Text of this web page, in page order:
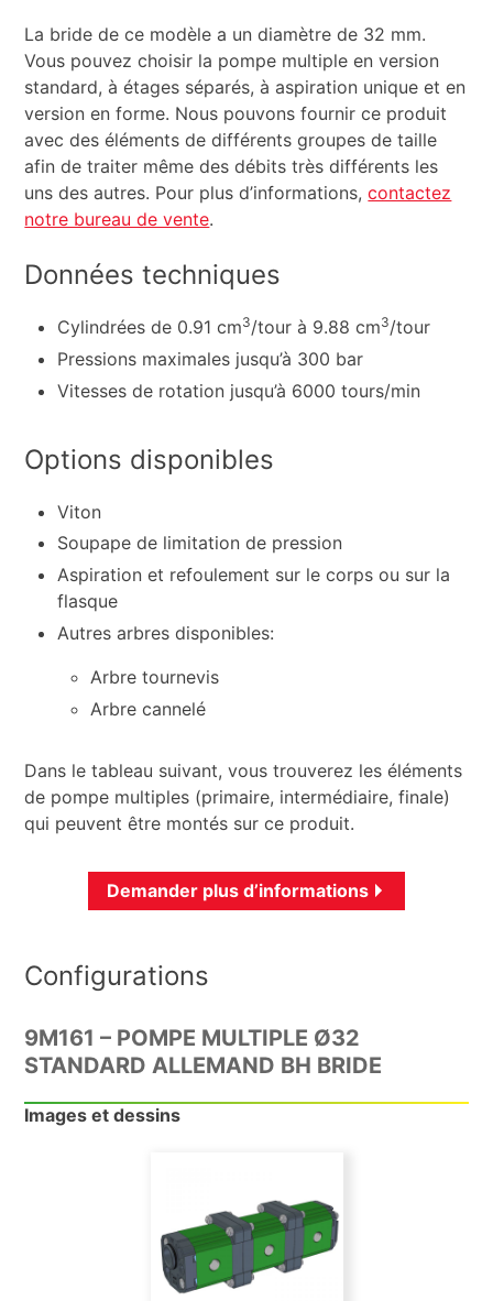
La bride de ce modèle a un diamètre de 32 mm.
Vous pouvez choisir la pompe multiple en version
standard, à étages séparés, à aspiration unique et en
version en forme. Nous pouvons fournir ce produit
avec des éléments de différents groupes de taille
afin de traiter même des débits très différents les
uns des autres. Pour plus d’informations,contactez
notre bureau de vente.
Données techniques
Cylindrées de 0.91 cm3/tour à 9.88 cm3/tour
Pressions maximales jusqu’à 300 bar
Vitesses de rotation jusqu’à 6000 tours/min
Options disponibles
Viton
Soupape de limitation de pression
Aspiration et refoulement sur le corps ou sur la
flasque
Autres arbres disponibles:
Arbre tournevis
Arbre cannelé
Dans le tableau suivant, vous trouverez les éléments
de pompe multiples (primaire, intermédiaire, finale)
qui peuvent être montés sur ce produit.
Demander plus d’informations
Configurations
9M161 – POMPE MULTIPLE Ø32
STANDARD ALLEMAND BH BRIDE
Images et dessins